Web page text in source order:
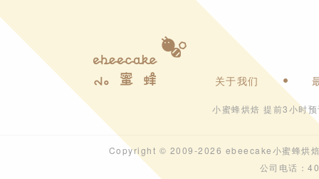
关于我们
小蜜蜂烘焙 提前3小时
Copyright © 2009-2026 ebeecake小蜜蜂烘
公司电话